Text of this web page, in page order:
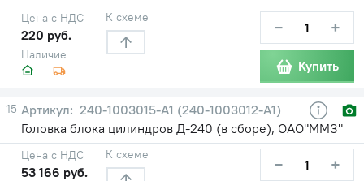
Наличие
Цена с НДС
220 руб.
К схеме − +
Купить
15
240-1003015-A1 (240-1003012-А1)
Головка блока цилиндров Д-240 (в сборе), ОАО"ММЗ"
Цена с НДС
53 166 руб.
К схеме − +